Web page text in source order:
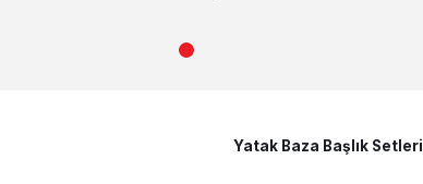
Yatak Baza Başlık Setleri